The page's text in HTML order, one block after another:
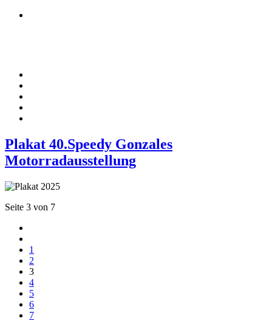
Plakat 40.Speedy Gonzales
Motorradausstellung
Seite 3 von 7
1
2
3
4
5
6
7